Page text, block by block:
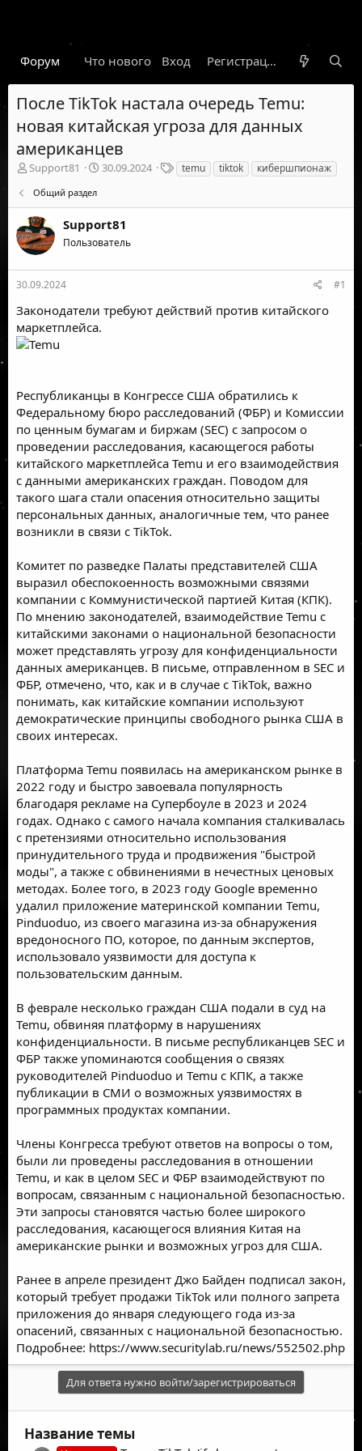
Форум Что нового Гарант Новости
Вход Регистрация
После TikTok настала очередь Temu:
новая китайская угроза для данных
американцев
А
о
р
т
е
м
ы
Support81
Д
а
н
а
а
30.09.2024
Т
е
и
temu tiktok кибершпионаж
Общий раздел
Support81
Пользователь
30.09.2024 #1
Законодатели требуют действий против китайского
маркетплейса.
Республиканцы в Конгрессе США обратились к
Федеральному бюро расследований (ФБР) и Комиссии
по ценным бумагам и биржам (SEC) с запросом о
проведении расследования, касающегося работы
китайского маркетплейса Temu и его взаимодействия
с данными американских граждан. Поводом для
такого шага стали опасения относительно защиты
персональных данных, аналогичные тем, что ранее
возникли в связи с TikTok.
Комитет по разведке Палаты представителей США
выразил обеспокоенность возможными связями
компании с Коммунистической партией Китая (КПК).
По мнению законодателей, взаимодействие Temu с
китайскими законами о национальной безопасности
может представлять угрозу для конфиденциальности
данных американцев. В письме, отправленном в SEC и
ФБР, отмечено, что, как и в случае с TikTok, важно
понимать, как китайские компании используют
демократические принципы свободного рынка США в
своих интересах.
Платформа Temu появилась на американском рынке в
2022 году и быстро завоевала популярность
благодаря рекламе на Супербоуле в 2023 и 2024
годах. Однако с самого начала компания сталкивалась
с претензиями относительно использования
принудительного труда и продвижения "быстрой
моды", а также с обвинениями в нечестных ценовых
методах. Более того, в 2023 году Google временно
удалил приложение материнской компании Temu,
Pinduoduo, из своего магазина из-за обнаружения
вредоносного ПО, которое, по данным экспертов,
использовало уязвимости для доступа к
пользовательским данным.
В феврале несколько граждан США подали в суд на
Temu, обвиняя платформу в нарушениях
конфиденциальности. В письме республиканцев SEC и
ФБР также упоминаются сообщения о связях
руководителей Pinduoduo и Temu с КПК, а также
публикации в СМИ о возможных уязвимостях в
программных продуктах компании.
Члены Конгресса требуют ответов на вопросы о том,
были ли проведены расследования в отношении
Temu, и как в целом SEC и ФБР взаимодействуют по
вопросам, связанным с национальной безопасностью.
Эти запросы становятся частью более широкого
расследования, касающегося влияния Китая на
американские рынки и возможных угроз для США.
Ранее в апреле президент Джо Байден подписал закон,
который требует продажи TikTok или полного запрета
приложения до января следующего года из-за
опасений, связанных с национальной безопасностью.
Подробнее: https://www.securitylab.ru/news/552502.php
Для ответа нужно войти/зарегистрироваться
Название темы